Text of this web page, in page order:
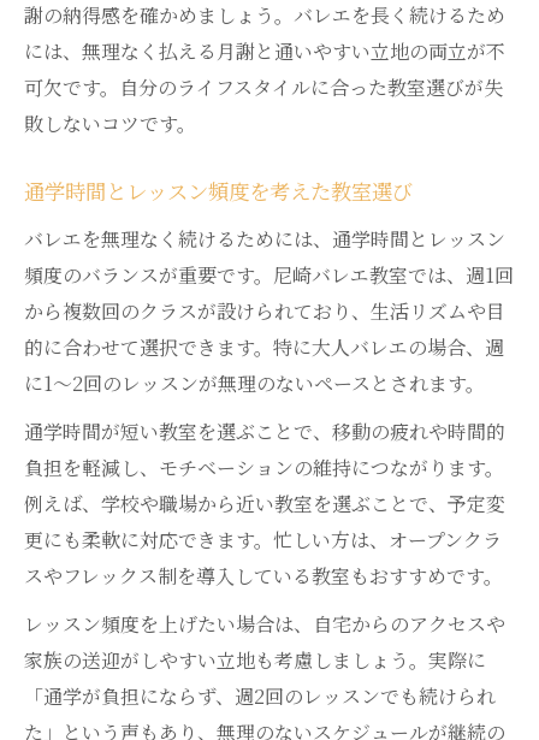
謝の納得感を確かめましょう。バレエを長く続けるため
には、無理なく払える月謝と通いやすい立地の両立が不
可欠です。自分のライフスタイルに合った教室選びが失
敗しないコツです。
通学時間とレッスン頻度を考えた教室選び
バレエを無理なく続けるためには、通学時間とレッスン
頻度のバランスが重要です。尼崎バレエ教室では、週1回
から複数回のクラスが設けられており、生活リズムや目
的に合わせて選択できます。特に大人バレエの場合、週
に1～2回のレッスンが無理のないペースとされます。
通学時間が短い教室を選ぶことで、移動の疲れや時間的
負担を軽減し、モチベーションの維持につながります。
例えば、学校や職場から近い教室を選ぶことで、予定変
更にも柔軟に対応できます。忙しい方は、オープンクラ
スやフレックス制を導入している教室もおすすめです。
レッスン頻度を上げたい場合は、自宅からのアクセスや
家族の送迎がしやすい立地も考慮しましょう。実際に
「通学が負担にならず、週2回のレッスンでも続けられ
た」という声もあり、無理のないスケジュールが継続の